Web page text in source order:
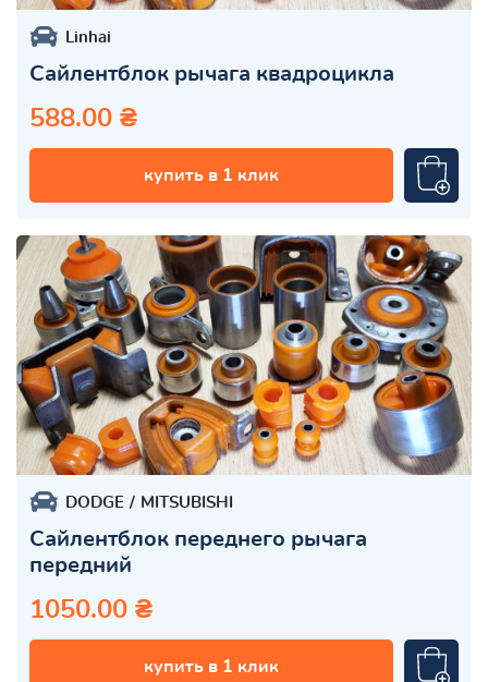
Linhai
Сайлентблок рычага квадроцикла
588.00 ₴
купить в 1 клик
DODGE MITSUBISHI
Сайлентблок переднего рычага
передний
1050.00 ₴
купить в 1 клик